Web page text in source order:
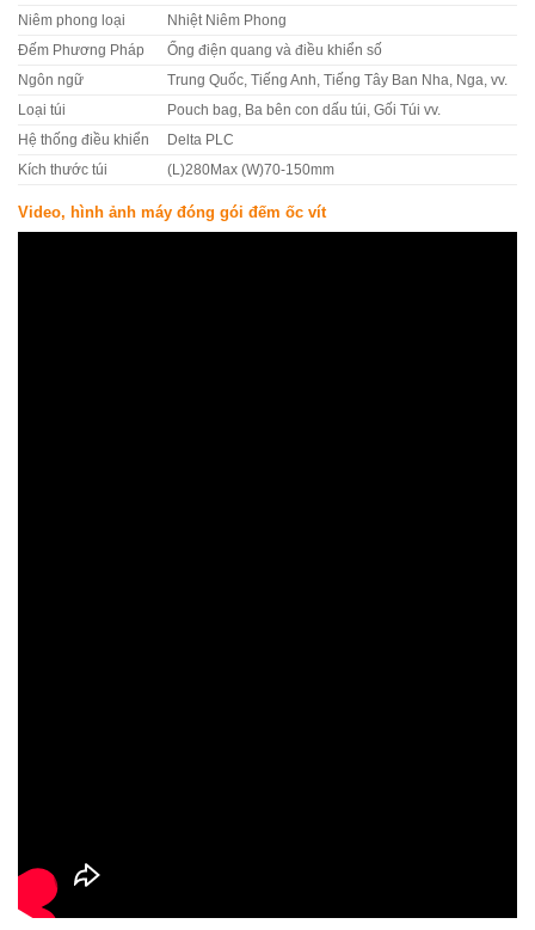
Niêm phong loại Nhiệt Niêm Phong
Đếm Phương Pháp Ống điện quang và điều khiển số
Ngôn ngữ Trung Quốc, Tiếng Anh, Tiếng Tây Ban Nha, Nga, vv.
Loại túi Pouch bag, Ba bên con dấu túi, Gối Túi vv.
Hệ thống điều khiển Delta PLC
Kích thước túi (L)280Max (W)70-150mm
Video, hình ảnh máy đóng gói đếm ốc vít